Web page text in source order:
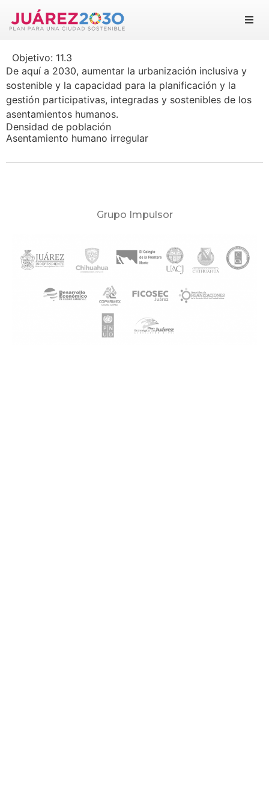
Suma tu esfuerzo
Objetivo: 11.3
De aquí a 2030, aumentar la urbanización inclusiva y
sostenible y la capacidad para la planificación y la
gestión participativas, integradas y sostenibles de los
asentamientos humanos.
Densidad de población
Asentamiento humano irregular
Grupo Impulsor